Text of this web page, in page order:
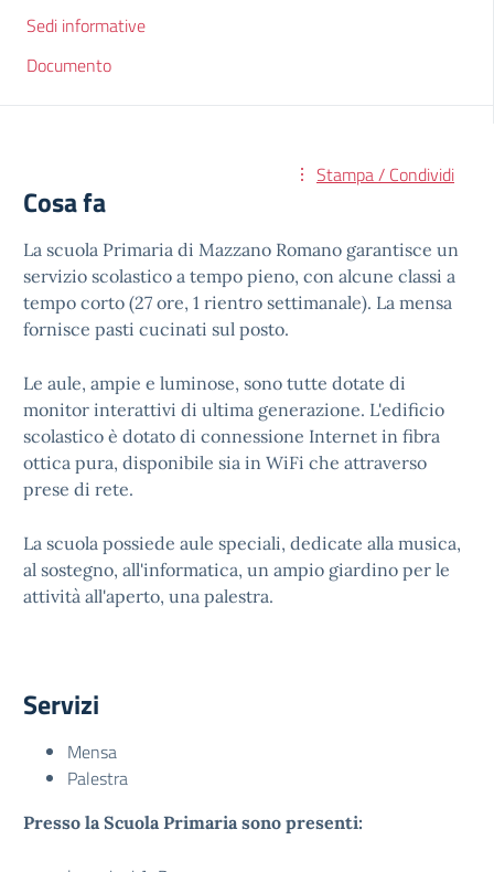
Sedi informative
Documento
Stampa / Condividi
Cosa fa
La scuola Primaria di Mazzano Romano garantisce un
servizio scolastico a tempo pieno, con alcune classi a
tempo corto (27 ore, 1 rientro settimanale). La mensa
fornisce pasti cucinati sul posto.
Le aule, ampie e luminose, sono tutte dotate di
monitor interattivi di ultima generazione. L'edificio
scolastico è dotato di connessione Internet in fibra
ottica pura, disponibile sia in WiFi che attraverso
prese di rete.
La scuola possiede aule speciali, dedicate alla musica,
al sostegno, all'informatica, un ampio giardino per le
attività all'aperto, una palestra.
Servizi
Mensa
Palestra
Presso la Scuola Primaria sono presenti: